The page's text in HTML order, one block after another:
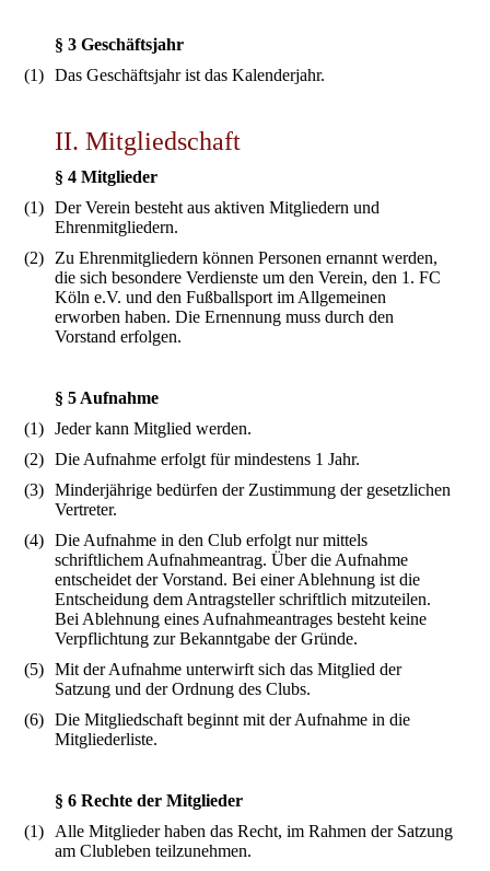
§ 3 Geschäftsjahr
(1)
Das Geschäftsjahr ist das Kalenderjahr.
II. Mitgliedschaft
§ 4 Mitglieder
(1)
Der Verein besteht aus aktiven Mitgliedern und
Ehrenmitgliedern.
(2)
Zu Ehrenmitgliedern können Personen ernannt werden,
die sich besondere Verdienste um den Verein, den 1. FC
Köln e.V. und den Fußballsport im Allgemeinen
erworben haben. Die Ernennung muss durch den
Vorstand erfolgen.
§ 5 Aufnahme
(1)
Jeder kann Mitglied werden.
(2)
Die Aufnahme erfolgt für mindestens 1 Jahr.
(3)
Minderjährige bedürfen der Zustimmung der gesetzlichen
Vertreter.
(4)
Die Aufnahme in den Club erfolgt nur mittels
schriftlichem Aufnahmeantrag. Über die Aufnahme
entscheidet der Vorstand. Bei einer Ablehnung ist die
Entscheidung dem Antragsteller schriftlich mitzuteilen.
Bei Ablehnung eines Aufnahmeantrages besteht keine
Verpflichtung zur Bekanntgabe der Gründe.
(5)
Mit der Aufnahme unterwirft sich das Mitglied der
Satzung und der Ordnung des Clubs.
(6)
Die Mitgliedschaft beginnt mit der Aufnahme in die
Mitgliederliste.
§ 6 Rechte der Mitglieder
(1)
Alle Mitglieder haben das Recht, im Rahmen der Satzung
am Clubleben teilzunehmen.